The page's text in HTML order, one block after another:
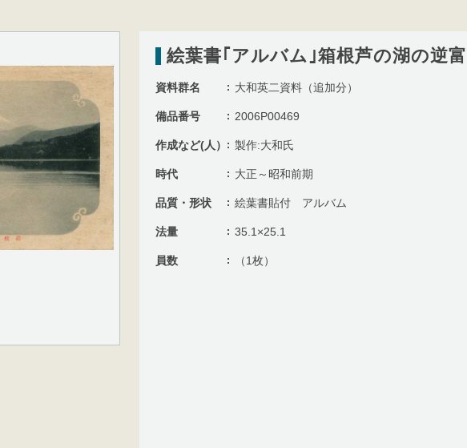
絵葉書｢アルバム｣箱根芦の湖の逆
資料群名 大和英二資料（追加分）
備品番号 2006P00469
作成など(人） 製作:大和氏
時代 大正～昭和前期
品質・形状 絵葉書貼付 アルバム
法量 35.1×25.1
員数 （1枚）